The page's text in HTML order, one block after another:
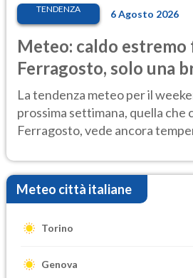
TENDENZA 6 Agosto 2026
Meteo: caldo estremo
Ferragosto, solo una
Ecco dove
La tendenza meteo per il
prossima settimana, quella che
Ferragosto, vede ancora
Meteo città italiane
Torino
Genova